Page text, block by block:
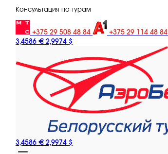
Консультация по турам
+375 29 508 48 84 +375 29 114 48 84
3,4586 € 2,9974 $
3,4586 € 2,9974 $